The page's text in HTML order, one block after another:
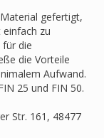
gefertigt,
einfach zu
die
die Vorteile
Aufwand.
25 und FIN 50.
Str. 161, 48477